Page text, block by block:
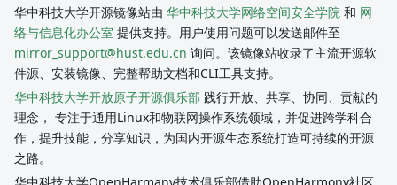
华中科技大学开源镜像站由 华中科技大学网络空间安全学院 和 网
络与信息化办公室 提供支持。用户使用问题可以发送邮件至
mirror_support@hust.edu.cn 询问。该镜像站收录了主流开源软
件源、安装镜像、完整帮助文档和CLI工具支持。
华中科技大学开放原子开源俱乐部 践行开放、共享、协同、贡献的
理念， 专注于通用Linux和物联网操作系统领域，并促进跨学科合
作，提升技能，分享知识，为国内开源生态系统打造可持续的开源
之路。